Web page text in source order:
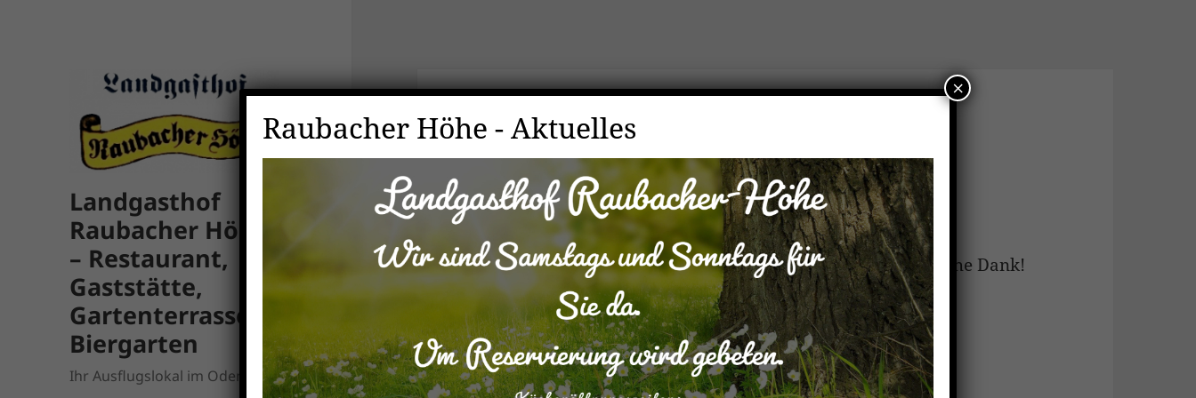
Landgasthof
Raubacher Höhe
– Restaurant,
Gaststätte,
Gartenterrasse,
Biergarten
Ihr Ausflugslokal im Odenwald
Spruch zum Wochenende
Ob Regen oder Schnee bei uns is immer schee…
Drum kommt zu Speis und Trank, dass ist der Arbeitswoche Dank!
Wir wünschen allen ein schönes Wochenende.
Teile diesen Beitrag
Raubacher Höhe - Aktuelles
×